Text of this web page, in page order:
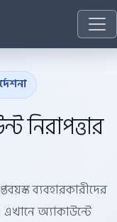
নিরাপত্তার
ব্যবহারকারীদের
অ্যাকাউন্টে